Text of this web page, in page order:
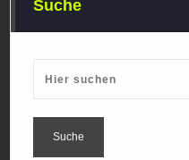
Suche